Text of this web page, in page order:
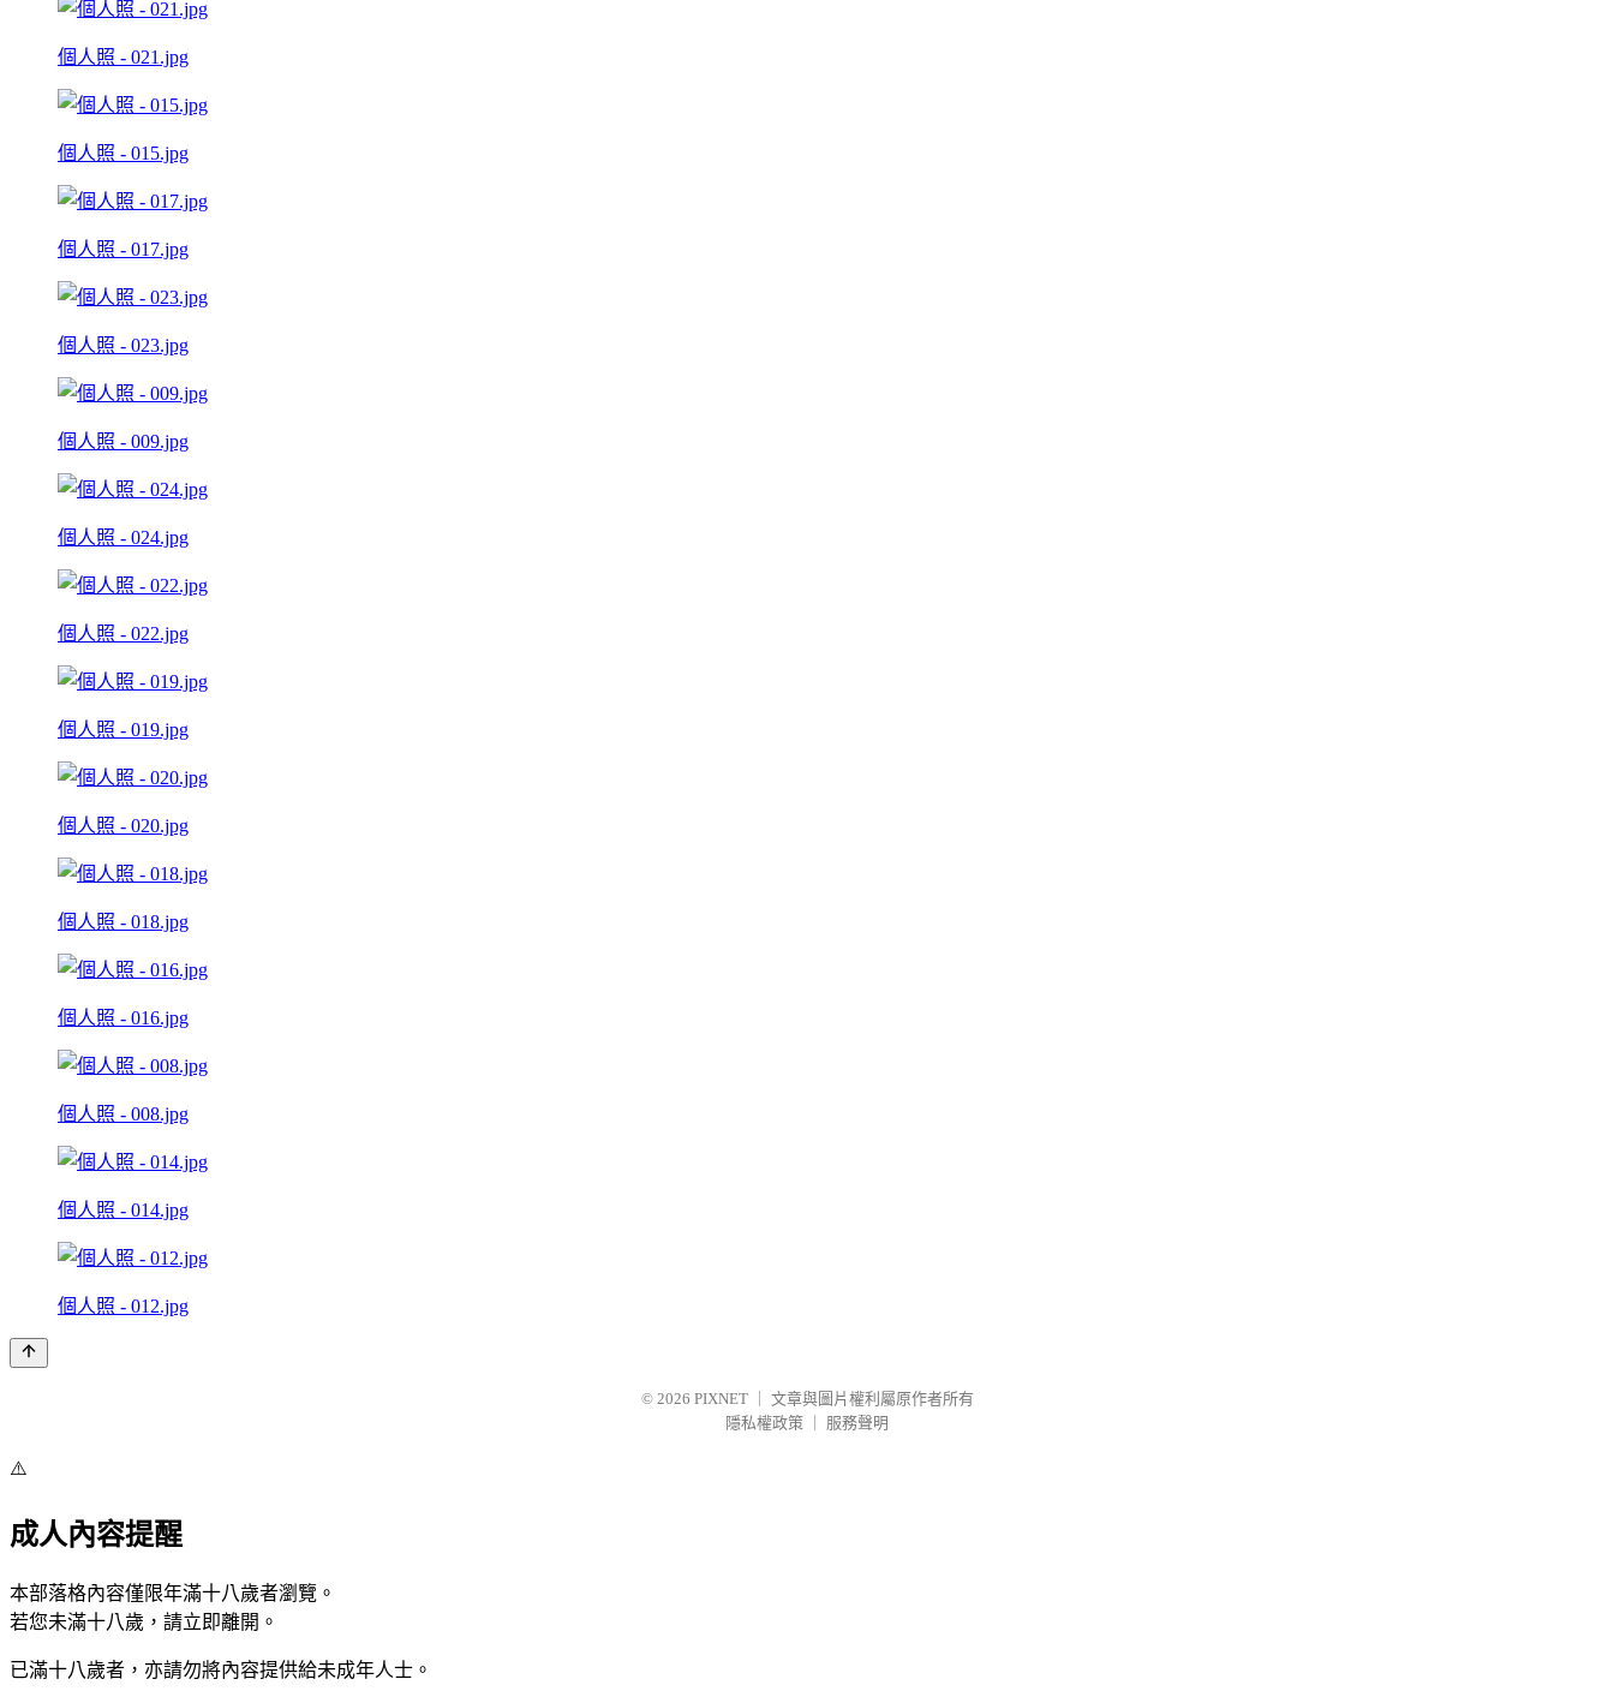
個人照 - 021.jpg
個人照 - 015.jpg
個人照 - 017.jpg
個人照 - 023.jpg
個人照 - 009.jpg
個人照 - 024.jpg
個人照 - 022.jpg
個人照 - 019.jpg
個人照 - 020.jpg
個人照 - 018.jpg
個人照 - 016.jpg
個人照 - 008.jpg
個人照 - 014.jpg
個人照 - 012.jpg
© 2026 PIXNET
文章與圖片權利屬原作者所有
隱私權政策
服務聲明
⚠️
成人內容提醒
本部落格內容僅限年滿十八歲者瀏覽。
若您未滿十八歲，請立即離開。
已滿十八歲者，亦請勿將內容提供給未成年人士。